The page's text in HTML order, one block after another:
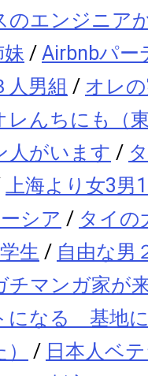
のエンジニア
/ Airbnbパー
人男組 / オレ
レんちにも（
人がいます /
上海より女3男
シア / タイの
生 / 自由な男
チマンガ家が
になる 基地
/ 日本人ベ